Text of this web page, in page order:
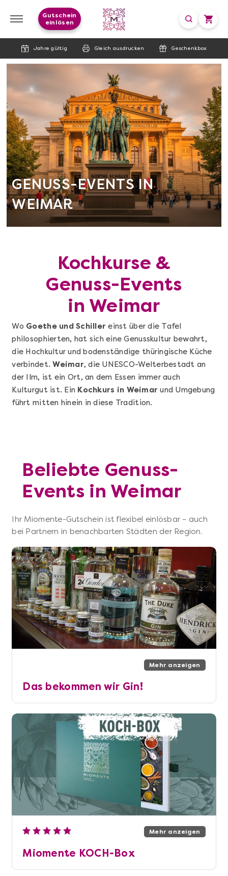
Jahre gültig Gleich ausdrucken Geschenkbox
Gutschein
einlösen
GENUSS-EVENTS IN
WEIMAR
Kochkurse &
Genuss-Events
in Weimar
Wo Goethe und Schiller einst über die Tafel
philosophierten, hat sich eine Genusskultur bewahrt,
die Hochkultur und bodenständige thüringische Küche
verbindet.Weimar, die UNESCO-Welterbestadt an
der Ilm, ist ein Ort, an dem Essen immer auch
Kulturgut ist. Ein Kochkurs in Weimar und Umgebung
führt mitten hinein in diese Tradition.
Beliebte Genuss-
Events in Weimar
Ihr Miomente-Gutschein ist flexibel einlösbar – auch
bei Partnern in benachbarten Städten der Region.
Mehr anzeigen
Das bekommen wir Gin!
Mehr anzeigen
Miomente KOCH-Box